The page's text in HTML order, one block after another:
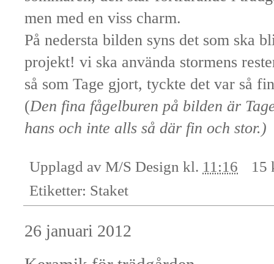
men med en viss charm.
På nedersta bilden syns det som ska
projekt! vi ska använda stormens
så som Tage gjort, tyckte det var så
(Den fina fågelburen på bilden är
hans och inte alls så där fin och stor.)
Upplagd av M/S Design kl. 11:16
15
Etiketter: Staket
26 januari 2012